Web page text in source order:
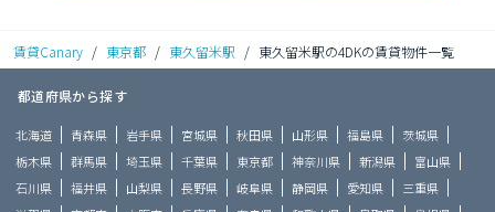
賃貸Canary / 東京都 / 東久留米駅 / 東久留米駅の4DKの賃貸物件一覧
都道府県から探す
北海道 青森県 岩手県 宮城県 秋田県 山形県 福島県
茨城県
栃木県
群馬県 埼玉県 千葉県 東京都 神奈川県 新潟県
富山県
石川県
福井県 山梨県 長野県 岐阜県 静岡県 愛知県
三重県